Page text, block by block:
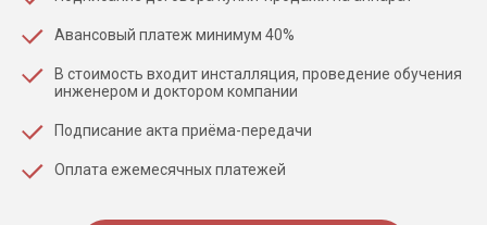
Авансовый платеж минимум 40%
В стоимость входит инсталляция, проведение обучения
инженером и доктором компании
Подписание акта приёма-передачи
Оплата ежемесячных платежей